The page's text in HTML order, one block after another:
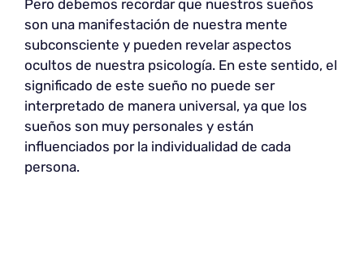
Pero debemos recordar que nuestros sueños
son una manifestación de nuestra mente
subconsciente y pueden revelar aspectos
ocultos de nuestra psicología. En este sentido, el
significado de este sueño no puede ser
interpretado de manera universal, ya que los
sueños son muy personales y están
influenciados por la individualidad de cada
persona.